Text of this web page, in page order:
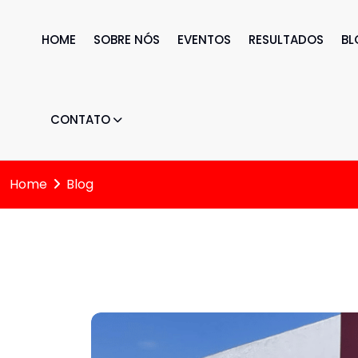
HOME SOBRE NÓS EVENTOS RESULTADOS
CONTATO
Home Blog